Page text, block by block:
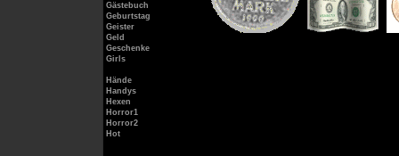
Gästebuch
Geburtstag
Geister
Geld
Geschenke
Girls
Hände
Handys
Hexen
Horror1
Horror2
Hot